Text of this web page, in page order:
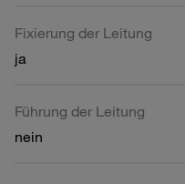
Fixierung der Leitung
ja
Führung der Leitung
nein